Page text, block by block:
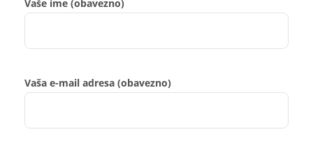
Vaše ime (obavezno)
Vaša e-mail adresa (obavezno)